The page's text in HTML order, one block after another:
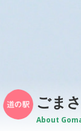
ごま
About